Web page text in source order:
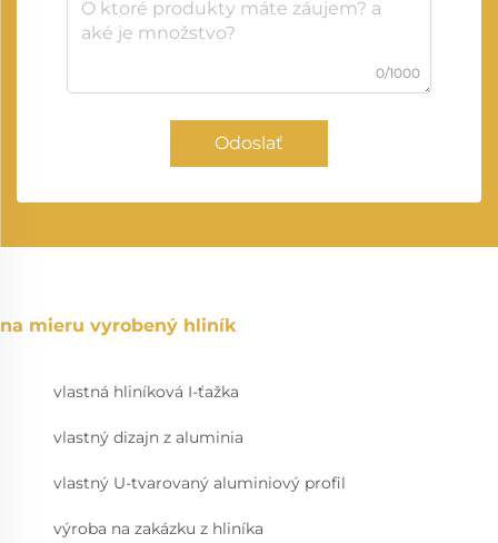
0/1000
Odoslať
na mieru vyrobený hliník
vlastná hliníková I-ťažka
vlastný dizajn z aluminia
vlastný U-tvarovaný aluminiový profil
výroba na zakázku z hliníka